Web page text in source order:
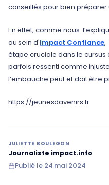
conseillés pour bien préparer
En effet, comme nous
au sein d'Impact Confiance,
étape cruciale dans le
parfois ressenti comme
l’embauche peut et doit être
https://jeunesdavenirs.fr
JULIETTE BOULEGON
Journaliste impact.info
Publié le 24 mai 2024